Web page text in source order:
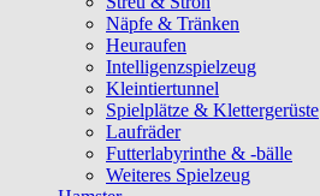
Näpfe & Tränken
Heuraufen
Intelligenzspielzeug
Kleintiertunnel
Spielplätze & Klettergerüste
Laufräder
Futterlabyrinthe & -bälle
Weiteres Spielzeug